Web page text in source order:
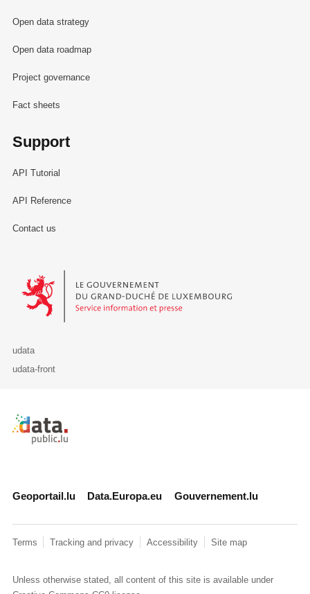
Open data strategy
Open data roadmap
Project governance
Fact sheets
Support
API Tutorial
API Reference
Contact us
Le Gouvernement du Grand-Duché de Luxembourg - Service
udata
udata-front
Retour à l'accueil de data.public.lu
Geoportail.lu Data.Europa.eu Gouvernement.lu
Terms Tracking and privacy Accessibility Site map
Unless otherwise stated, all content of this site is available under